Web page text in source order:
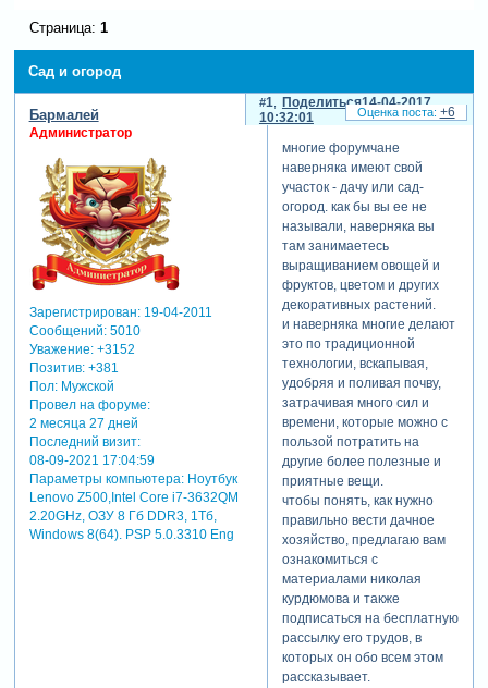
Сад и огород
Страница: 1
Поделиться
1
14-04-2017
10:32:01
Бармалей
Администратор
Зарегистрирован: 19-04-2011
Сообщений:5010
Уважение: +3152
Позитив: +381
Пол:Мужской
Провел на форуме:
2 месяца 27 дней
Последний визит:
08-09-2021 17:04:59
Параметры компьютера:Ноутбук
Lenovo Z500,Intel Core i7-3632QM
2.20GHz, ОЗУ 8 Гб DDR3, 1Тб,
Windows 8(64). PSP 5.0.3310 Eng
многие форумчане
наверняка имеют свой
участок - дачу или сад-
огород. как бы вы ее не
называли, наверняка вы
там занимаетесь
выращиванием овощей и
фруктов, цветом и других
декоративных растений.
и наверняка многие делают
это по традиционной
технологии, вскапывая,
удобряя и поливая почву,
затрачивая много сил и
времени, которые можно с
пользой потратить на
другие более полезные и
приятные вещи.
чтобы понять, как нужно
правильно вести дачное
хозяйство, предлагаю вам
ознакомиться с
материалами николая
курдюмова и также
подписаться на бесплатную
рассылку его трудов, в
которых он обо всем этом
рассказывает.
+6